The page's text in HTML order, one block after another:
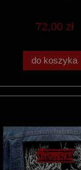
72,00 zł
do koszyka